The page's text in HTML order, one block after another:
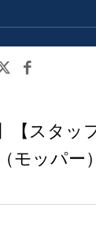
【スタッ
モッパー）